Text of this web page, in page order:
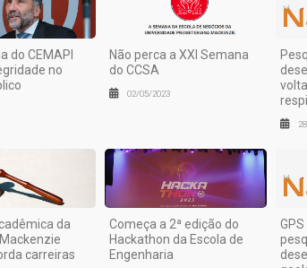
do CEMAPI
no
Não perca a XXI Semana
do CCSA
02/05/2023
da
carreiras
Começa a 2ª edição do
Hackathon da Escola de
Engenharia